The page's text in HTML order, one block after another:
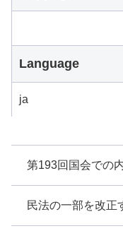
第193回国会での
民法の一部を改正
Language
ja